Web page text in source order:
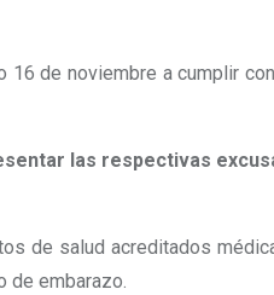
de noviembre a cumplir
las respectivas
de salud acreditados
de embarazo.